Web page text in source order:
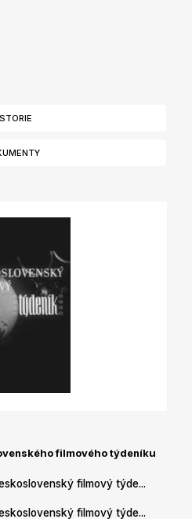
filmového týdeníku
filmový týde...
filmový týde...